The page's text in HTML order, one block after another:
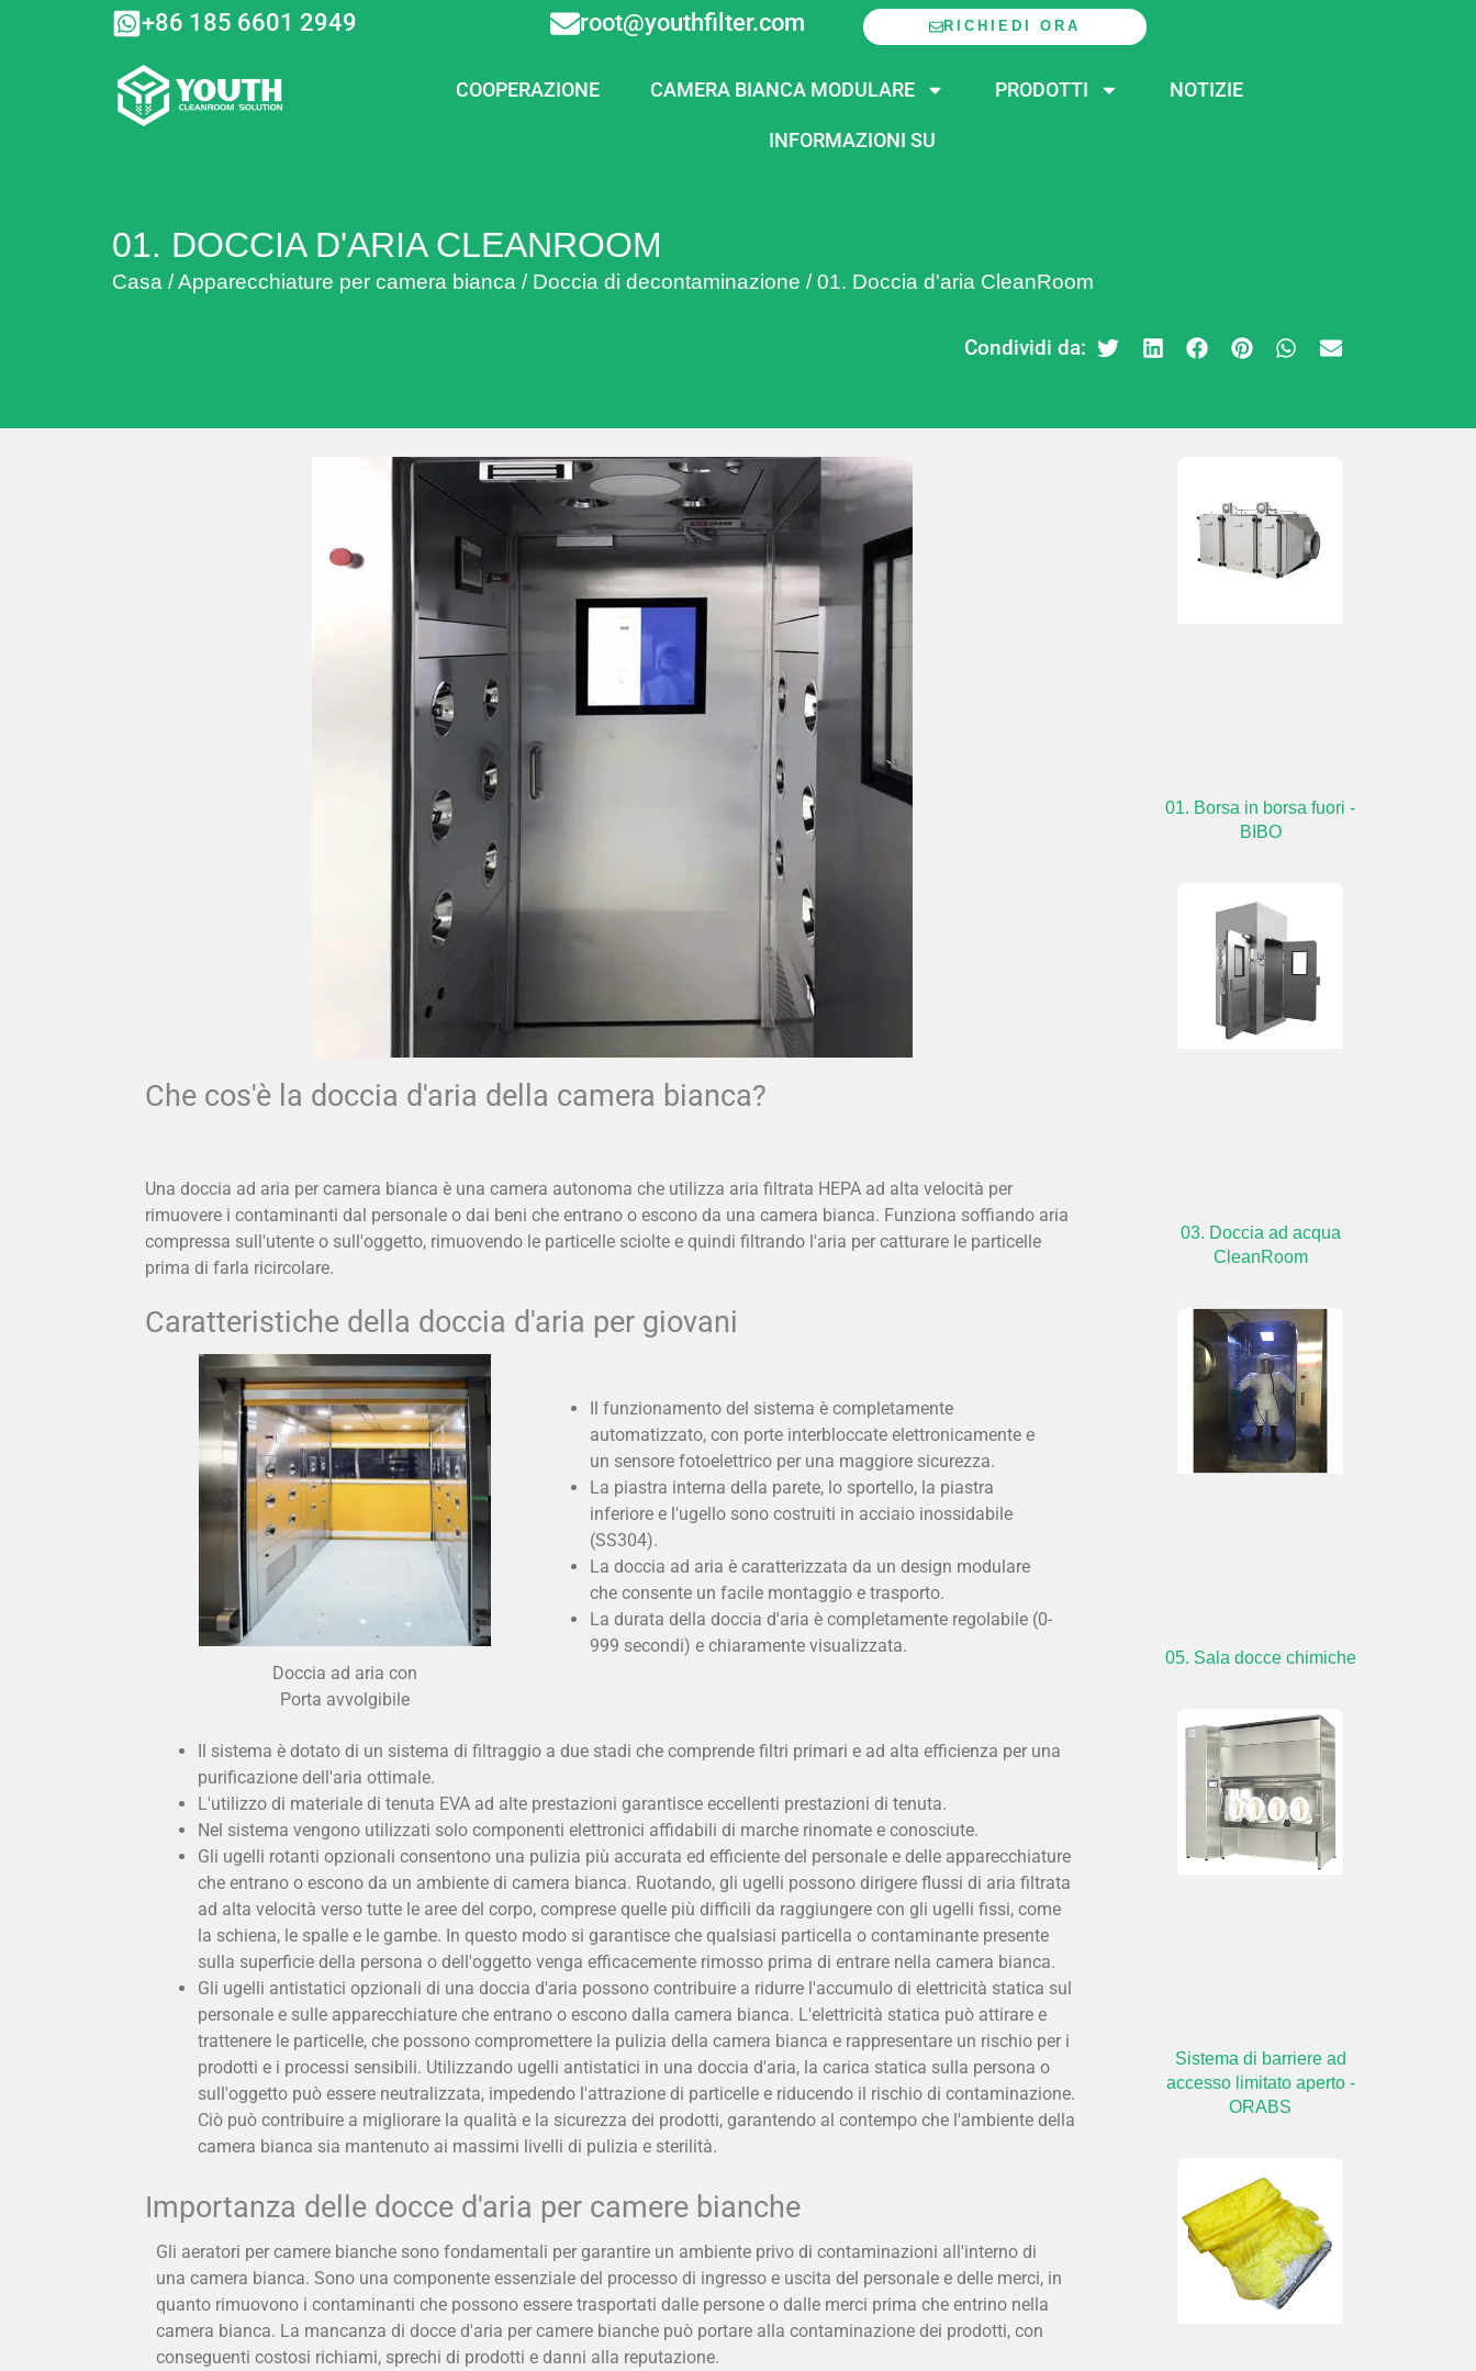
+86 185 6601 2949 root@youthfilter.com RICHIEDI ORA
COOPERAZIONE CAMERA BIANCA MODULARE PRODOTTI NOTIZIE
INFORMAZIONI SU
01. DOCCIA D'ARIA CLEANROOM
Casa /Apparecchiature per camera bianca / Doccia di decontaminazione /01. Doccia d'aria CleanRoom
Condividi da:
Che cos'è la doccia d'aria della camera bianca?
Una doccia ad aria per camera bianca è una camera autonoma che utilizza aria filtrata HEPA ad alta velocità per
rimuovere i contaminanti dal personale o dai beni che entrano o escono da una camera bianca. Funziona soffiando aria
compressa sull'utente o sull'oggetto, rimuovendo le particelle sciolte e quindi filtrando l'aria per catturare le particelle
prima di farla ricircolare.
Caratteristiche della doccia d'aria per giovani
Doccia ad aria con
Porta avvolgibile
Il funzionamento del sistema è completamente
automatizzato, con porte interbloccate elettronicamente e
un sensore fotoelettrico per una maggiore sicurezza.
La piastra interna della parete, lo sportello, la piastra
inferiore e l'ugello sono costruiti in acciaio inossidabile
(SS304).
La doccia ad aria è caratterizzata da un design modulare
che consente un facile montaggio e trasporto.
La durata della doccia d'aria è completamente regolabile (0-
999 secondi) e chiaramente visualizzata.
Il sistema è dotato di un sistema di filtraggio a due stadi che comprende filtri primari e ad alta efficienza per una
purificazione dell'aria ottimale.
L'utilizzo di materiale di tenuta EVA ad alte prestazioni garantisce eccellenti prestazioni di tenuta.
Nel sistema vengono utilizzati solo componenti elettronici affidabili di marche rinomate e conosciute.
Gli ugelli rotanti opzionali consentono una pulizia più accurata ed efficiente del personale e delle apparecchiature
che entrano o escono da un ambiente di camera bianca. Ruotando, gli ugelli possono dirigere flussi di aria filtrata
ad alta velocità verso tutte le aree del corpo, comprese quelle più difficili da raggiungere con gli ugelli fissi, come
la schiena, le spalle e le gambe. In questo modo si garantisce che qualsiasi particella o contaminante presente
sulla superficie della persona o dell'oggetto venga efficacemente rimosso prima di entrare nella camera bianca.
Gli ugelli antistatici opzionali di una doccia d'aria possono contribuire a ridurre l'accumulo di elettricità statica sul
personale e sulle apparecchiature che entrano o escono dalla camera bianca. L'elettricità statica può attirare e
trattenere le particelle, che possono compromettere la pulizia della camera bianca e rappresentare un rischio per i
prodotti e i processi sensibili. Utilizzando ugelli antistatici in una doccia d'aria, la carica statica sulla persona o
sull'oggetto può essere neutralizzata, impedendo l'attrazione di particelle e riducendo il rischio di contaminazione.
Ciò può contribuire a migliorare la qualità e la sicurezza dei prodotti, garantendo al contempo che l'ambiente della
camera bianca sia mantenuto ai massimi livelli di pulizia e sterilità.
Importanza delle docce d'aria per camere bianche
Gli aeratori per camere bianche sono fondamentali per garantire un ambiente privo di contaminazioni all'interno di
una camera bianca. Sono una componente essenziale del processo di ingresso e uscita del personale e delle merci, in
quanto rimuovono i contaminanti che possono essere trasportati dalle persone o dalle merci prima che entrino nella
camera bianca. La mancanza di docce d'aria per camere bianche può portare alla contaminazione dei prodotti, con
conseguenti costosi richiami, sprechi di prodotti e danni alla reputazione.
01. Borsa in borsa fuori -
BIBO
03. Doccia ad acqua
CleanRoom
05. Sala docce chimiche
Sistema di barriere ad
accesso limitato aperto -
ORABS